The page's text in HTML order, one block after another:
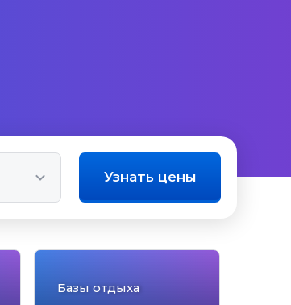
Узнать цены
Базы отдыха